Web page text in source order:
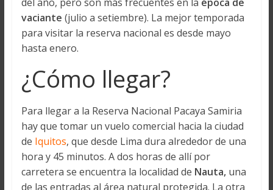
vaciante (julio a setiembre). La mejor temporada
para visitar la reserva nacional es desde mayo
hasta enero.
¿Cómo llegar?
Para llegar a la Reserva Nacional Pacaya Samiria
hay que tomar un vuelo comercial hacia la ciudad
de Iquitos, que desde Lima dura alrededor de una
hora y 45 minutos. A dos horas de allí por
carretera se encuentra la localidad de Nauta,una
de las entradas al área natural protegida. La otra